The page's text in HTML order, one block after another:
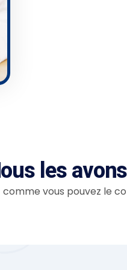
les
comme vous pouvez le